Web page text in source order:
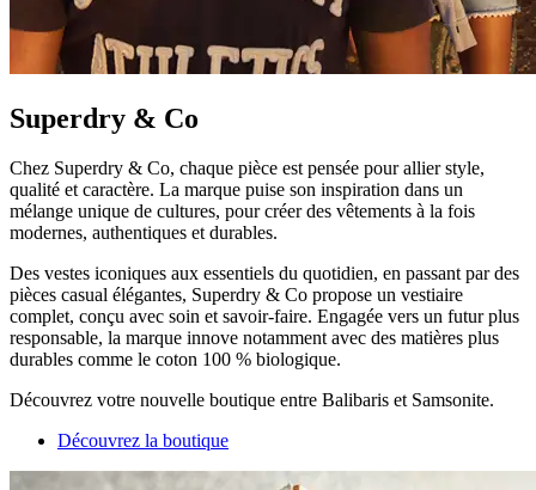
Superdry & Co
Chez Superdry & Co, chaque pièce est pensée pour allier style,
qualité et caractère. La marque puise son inspiration dans un
mélange unique de cultures, pour créer des vêtements à la fois
modernes, authentiques et durables.
Des vestes iconiques aux essentiels du quotidien, en passant par des
pièces casual élégantes, Superdry & Co propose un vestiaire
complet, conçu avec soin et savoir-faire. Engagée vers un futur plus
responsable, la marque innove notamment avec des matières plus
durables comme le coton 100 % biologique.
Découvrez votre nouvelle boutique entre Balibaris et Samsonite.
Découvrez la boutique